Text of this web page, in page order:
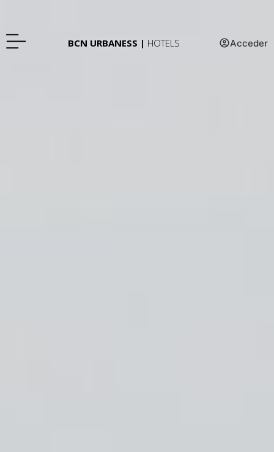
BCN URBANESS | HOTELS Acceder